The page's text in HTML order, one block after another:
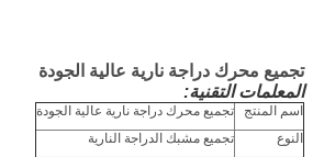
تجميع محرك دراجة نارية عالية الجودة
المعلمات التقنية:
اسم المنتج
تجميع محرك دراجة نارية عالية الجودة
النوع
تجميع مشبك الدراجة النارية